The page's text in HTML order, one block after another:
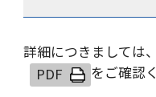
詳細につきましては、
をご確認